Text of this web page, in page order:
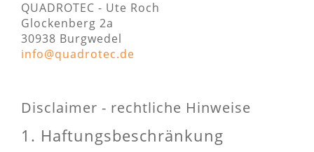
QUADROTEC - Ute Roch
Glockenberg 2a
30938 Burgwedel
info@quadrotec.de
Disclaimer - rechtliche Hinweise
1. Haftungsbeschränkung